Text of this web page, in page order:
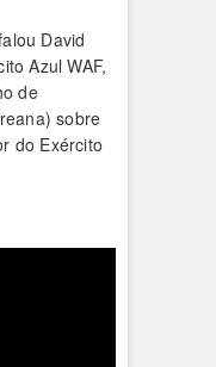
David
Azul WAF,
de
sobre
do Exército